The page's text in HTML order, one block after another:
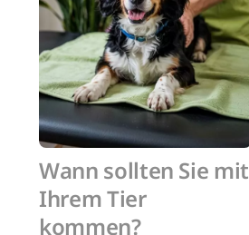
Wann sollten Sie mit
Ihrem Tier
kommen?